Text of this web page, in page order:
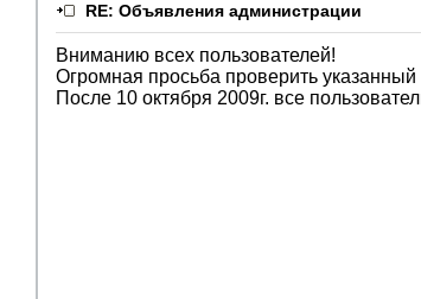
RE: Объявления администрации
Вниманию всех пользователей!
Огромная просьба проверить
После 10 октября 2009г. все